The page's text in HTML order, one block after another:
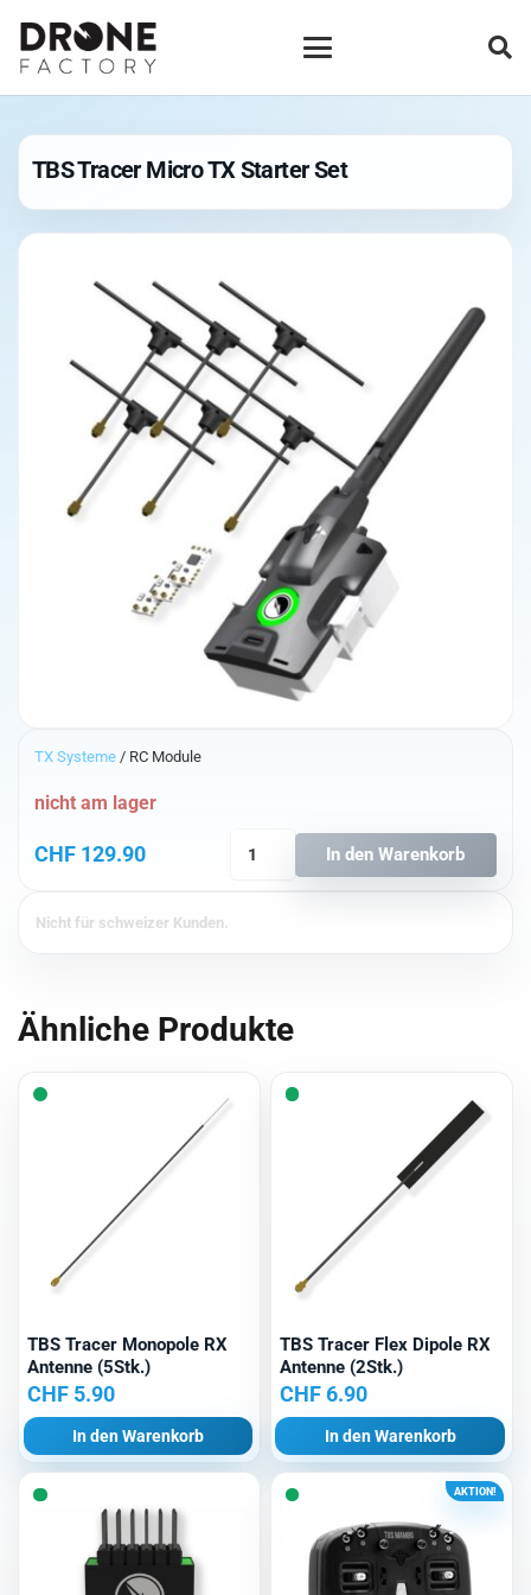
TBS Tracer Micro TX Starter Set
TX Systeme / RC Module
CHF 129.90
nicht am lager
In den Warenkorb
Nicht für schweizer Kunden.
Ähnliche Produkte
TBS Tracer Monopole RX
Antenne (5Stk.)
CHF 5.90
In den Warenkorb
TBS Tracer Flex Dipole RX
Antenne (2Stk.)
CHF6.90
In den Warenkorb
AKTION!